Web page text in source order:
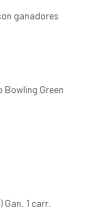
ganadores
Bowling Green
Gan. 1 carr.